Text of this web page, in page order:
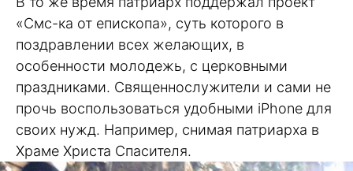
«Смс-ка от епископа», суть которого в
поздравлении всех желающих, в
особенности молодежь, с церковными
праздниками. Священнослужители и сами не
прочь воспользоваться удобными iPhone для
своих нужд. Например, снимая патриарха в
Храме Христа Спасителя.